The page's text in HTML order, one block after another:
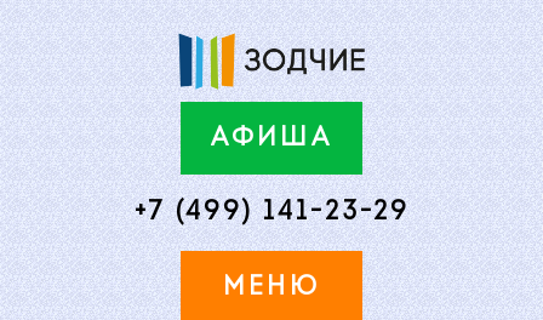
АФИША
+7 (499) 141-23-29
МЕНЮ